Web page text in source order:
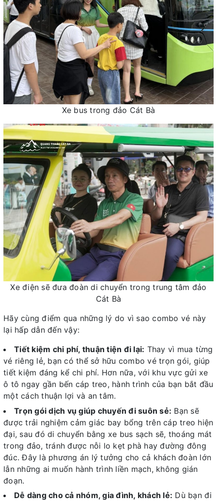
Xe bus trong đảo Cát Bà
Xe điện sẽ đưa đoàn di chuyển trong trung tâm đảo
Cát Bà
Hãy cùng điểm qua những lý do vì sao combo vé này
lại hấp dẫn đến vậy:
Tiết kiệm chi phí, thuận tiện đi lại: Thay vì mua từng
vé riêng lẻ, bạn có thể sở hữu combo vé trọn gói, giúp
tiết kiệm đáng kể chi phí. Hơn nữa, với khu vực gửi xe
ô tô ngay gần bến cáp treo, hành trình của bạn bắt đầu
một cách thuận lợi và an tâm.
Trọn gói dịch vụ giúp chuyến đi suôn sẻ: Bạn sẽ
được trải nghiệm cảm giác bay bổng trên cáp treo hiện
đại, sau đó di chuyển bằng xe bus sạch sẽ, thoáng mát
trong đảo, tránh được nỗi lo kẹt phà hay đường đông
đúc. Đây là phương án lý tưởng cho cả khách đoàn lớn
lẫn những ai muốn hành trình liền mạch, không gián
đoạn.
Dễ dàng cho cả nhóm, gia đình, khách lẻ: Dù bạn đi